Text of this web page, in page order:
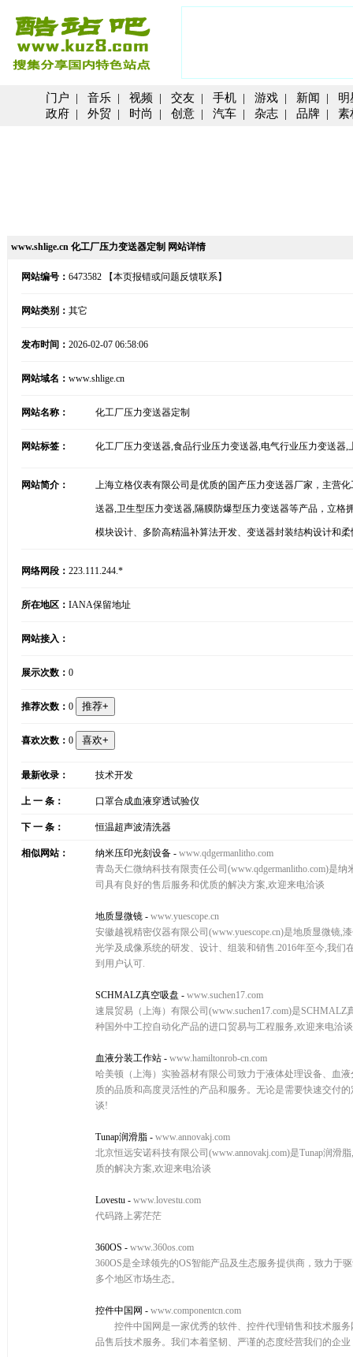
门户 | 音乐 | 视频 | 交友 | 手机 | 游戏 | 新闻 | 明
政府 | 外贸 | 时尚 | 创意 | 汽车 | 杂志 | 品牌 | 素
www.shlige.cn 化工厂压力变送器定制 网站详情
网站编号： 6473582 【本页报错或问题反馈联系】
网站类别： 其它
发布时间： 2026-02-07 06:58:06
网站域名： www.shlige.cn
网站名称： 化工厂压力变送器定制
网站标签： 化工厂压力变送器,食品行业压力变送器,电气行业压力变送器
网站简介： 上海立格仪表有限公司是优质的国产压力变送器厂家，主营
送器,卫生型压力变送器,隔膜防爆型压力变送器等产品，立
模块设计、多阶高精温补算法开发、变送器封装结构设计和
网络网段： 223.111.244.*
所在地区： IANA保留地址
网站接入：
展示次数： 0
推荐次数： 0
喜欢次数： 0
最新收录： 技术开发
上 一 条： 口罩合成血液穿透试验仪
下 一 条： 恒温超声波清洗器
相似网站： 纳米压印光刻设备 - www.qdgermanlitho.com
青岛天仁微纳科技有限责任公司(www.qdgermanlitho.com)是
司具有良好的售后服务和优质的解决方案,欢迎来电洽谈
地质显微镜 - www.yuescope.cn
安徽越视精密仪器有限公司(www.yuescope.cn)是地质显微镜
光学及成像系统的研发、设计、组装和销售.2016年至今,我
到用户认可.
SCHMALZ真空吸盘 - www.suchen17.com
速晨贸易（上海）有限公司(www.suchen17.com)是
种国外中工控自动化产品的进口贸易与工程服务,欢迎来电洽谈
血液分装工作站 - www.hamiltonrob-cn.com
哈美顿（上海）实验器材有限公司致力于液体处理设备、血
质的品质和高度灵活性的产品和服务。无论是需要快速交付
谈!
Tunap润滑脂 - www.annovakj.com
北京恒远安诺科技有限公司(www.annovakj.com)是Tunap润滑
质的解决方案,欢迎来电洽谈
Lovestu - www.lovestu.com
代码路上雾茫茫
360OS - www.360os.com
360OS是全球领先的OS智能产品及生态服务提供商，致力于
多个地区市场生态。
控件中国网 - www.componentcn.com
控件中国网是一家优秀的软件、控件代理销售和技术服务
品售后技术服务。我们本着坚韧、严谨的态度经营我们的企